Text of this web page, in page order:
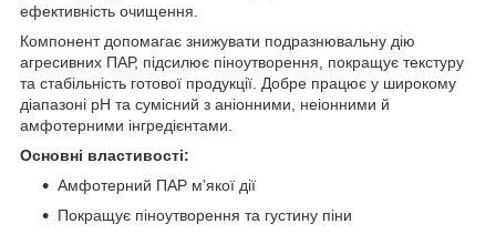
ефективність очищення.
Компонент допомагає знижувати подразнювальну дію
агресивних ПАР, підсилює піноутворення, покращує текстуру
та стабільність готової продукції. Добре працює у широкому
діапазоні pH та сумісний з аніонними, неіонними й
амфотерними інгредієнтами.
Основні властивості:
Амфотерний ПАР м’якої дії
Покращує піноутворення та густину піни